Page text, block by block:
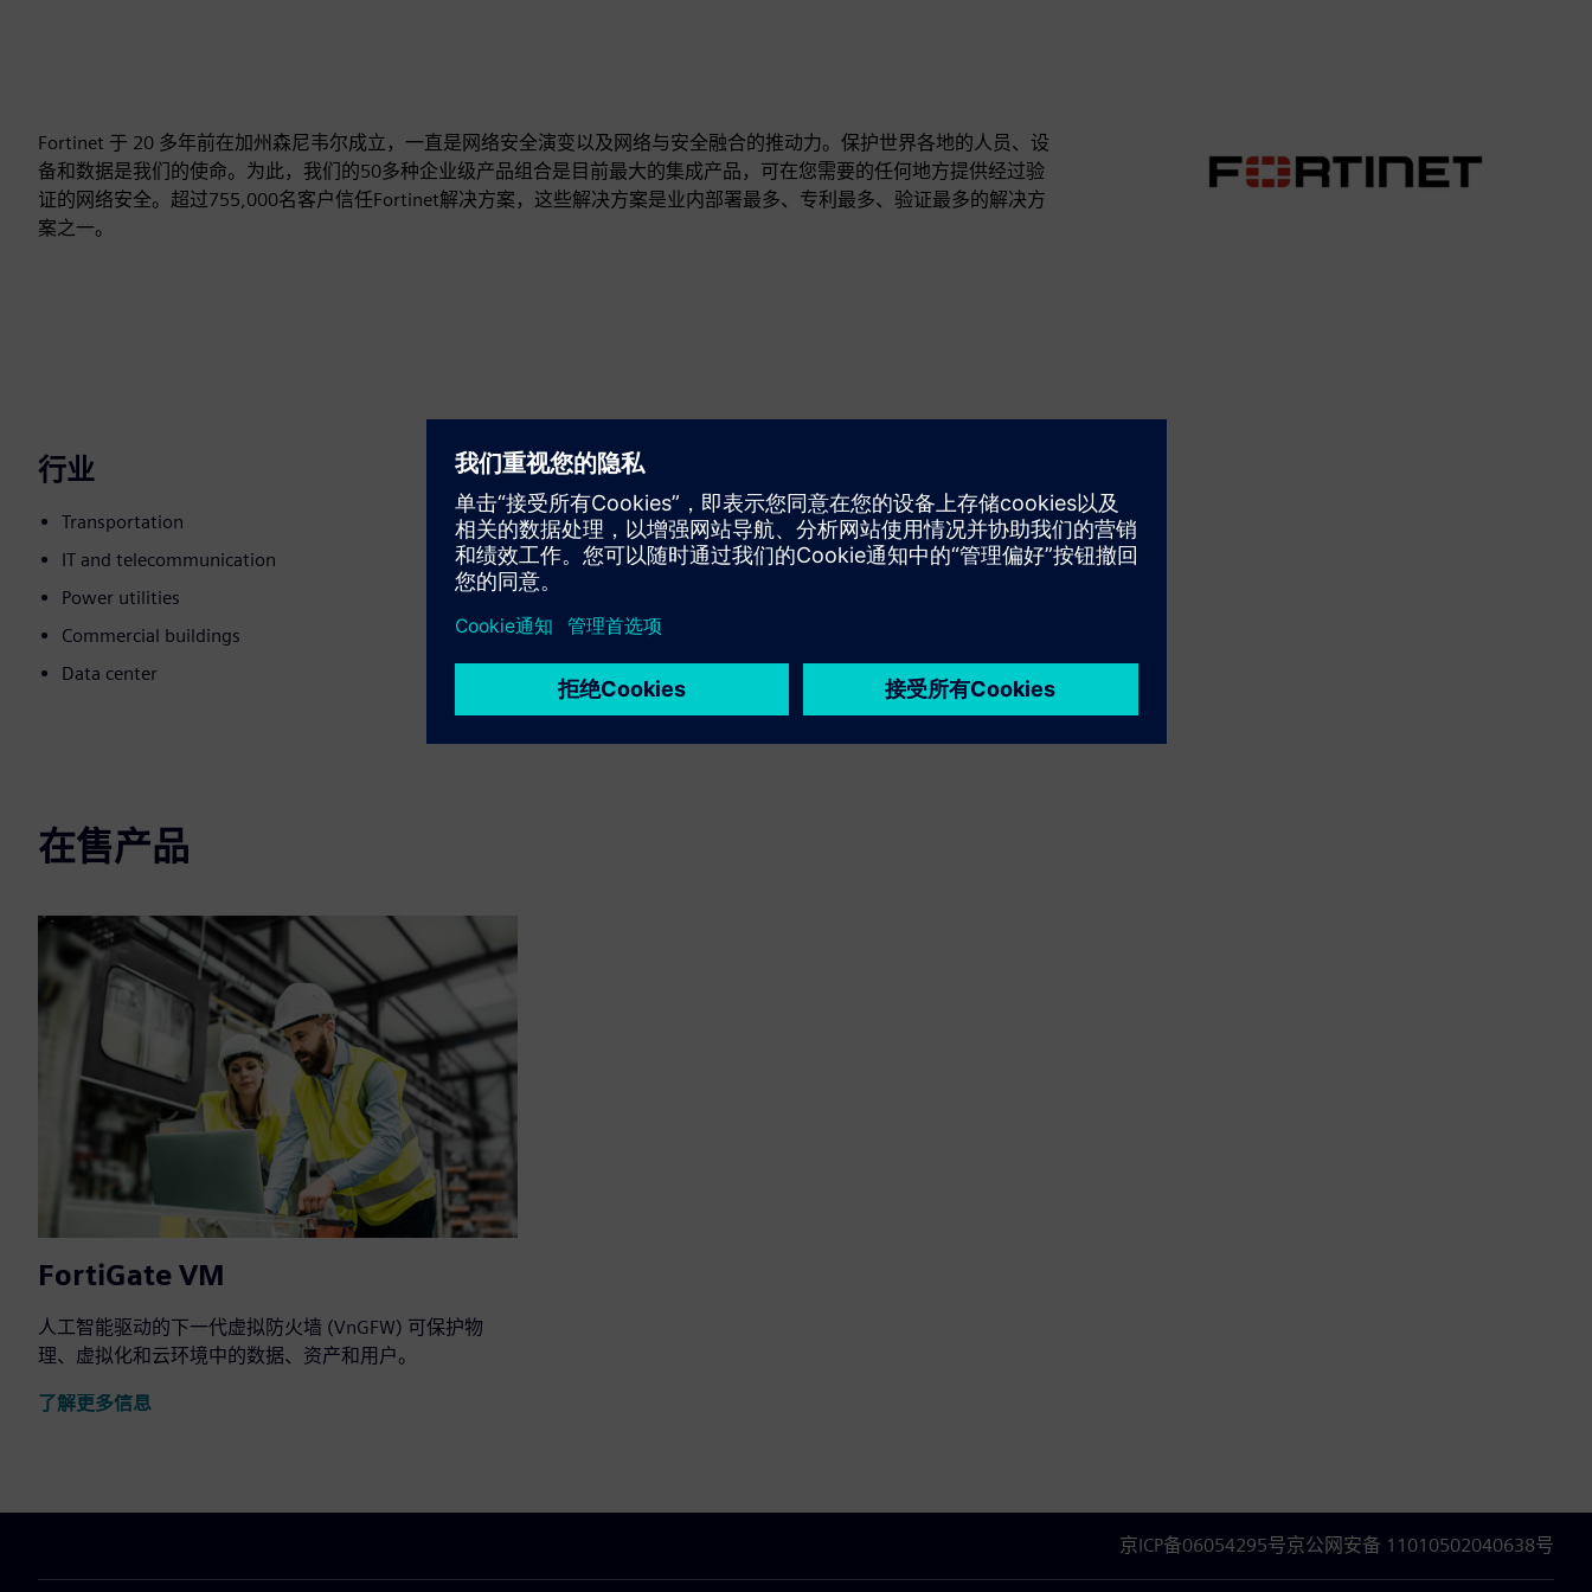
Fortinet 于 20 多年前在加州森尼韦尔成立，一直是网络安全演变以及网络与安全融合的推动力。保护世界各地的人员、设
备和数据是我们的使命。为此，我们的50多种企业级产品组合是目前最大的集成产品，可在您需要的任何地方提供经过验
证的网络安全。超过755,000名客户信任Fortinet解决方案，这些解决方案是业内部署最多、专利最多、验证最多的解决方
案之一。
行业
Transportation
IT and telecommunication
Power utilities
Commercial buildings
Data center
动态
Build
通过打造新产品，对西门子 Xcelerator 产品/解决方案进行
在售产品
FortiGate VM
人工智能驱动的下一代虚拟防火墙 (VnGFW) 可保护物
理、虚拟化和云环境中的数据、资产和用户。
了解更多信息
京ICP备06054295号京公网安备 11010502040638号